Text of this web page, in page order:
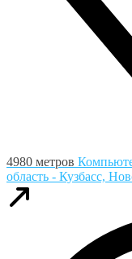
4980 метров
область - Кузбасс,